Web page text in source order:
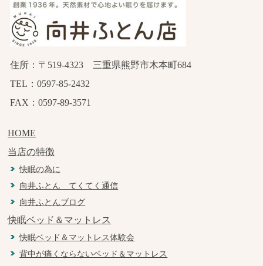
住所：〒519-4323 三重県熊野市木本町684
TEL：0597-85-2432
FAX：0597-89-3571
HOME
当店の特徴
快眠の為に
向井ふとん てくてく通信
向井ふとんブログ
快眠ベッド＆マットレス
快眠ベッド＆マットレス体験会
背中が痛くならないベッド＆マットレス